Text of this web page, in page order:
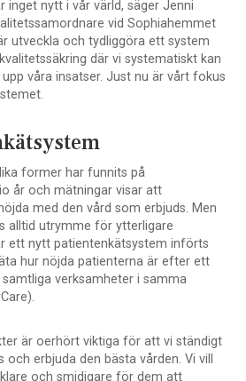
inget nytt i vår värld, säger Jenni
vid Sophiahemmet
utveckla och tydliggöra ett system
där vi systematiskt kan
våra insatser. Just nu är vårt fokus
former har funnits på
år och mätningar visar att
med den vård som erbjuds. Men
alltid utrymme för ytterligare
ett nytt patientenkätsystem införts
hur nöjda patienterna är efter ett
verksamheter i samma
är oerhört viktiga för att vi ständigt
erbjuda den bästa vården. Vi vill
och smidigare för dem att